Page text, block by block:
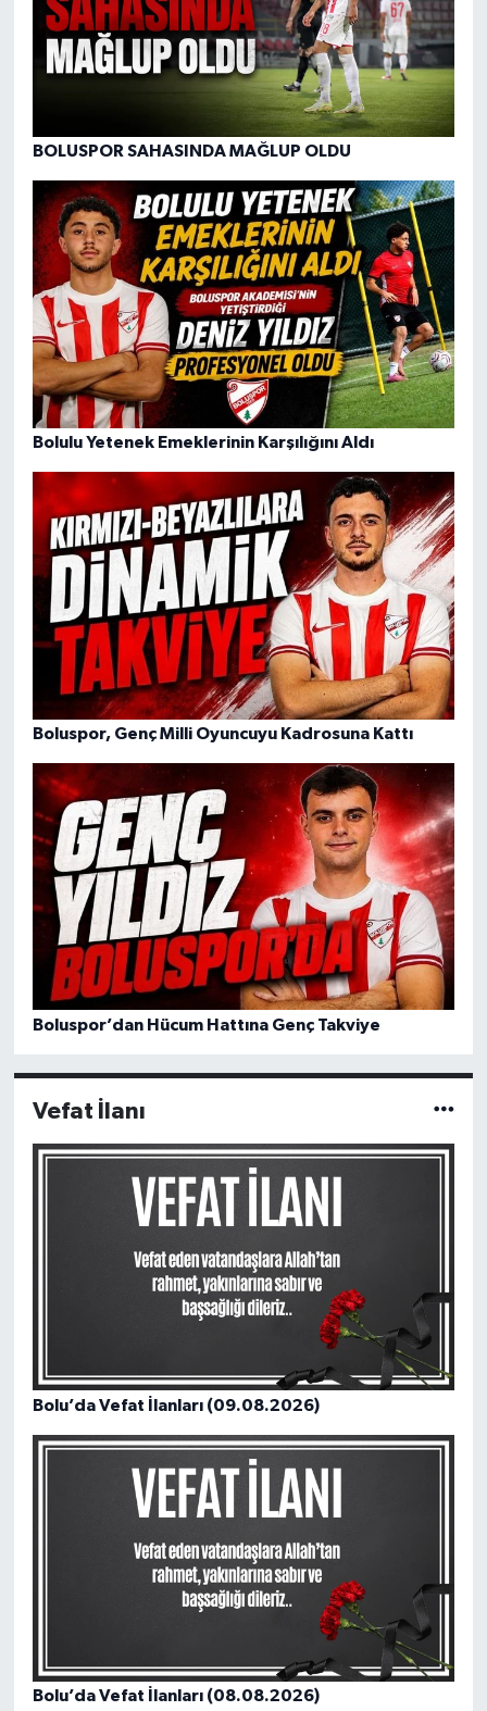
BOLUSPOR SAHASINDA MAĞLUP OLDU
Bolulu Yetenek Emeklerinin Karşılığını Aldı
Boluspor, Genç Milli Oyuncuyu Kadrosuna Kattı
Boluspor’dan Hücum Hattına Genç Takviye
Vefat İlanı
Bolu’da Vefat İlanları (09.08.2026)
Bolu’da Vefat İlanları (08.08.2026)